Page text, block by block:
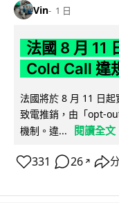
Vin 1 日
法國 8 月 11
Cold Call 違
法國將於 8 月 11 日
致電推銷，由「opt-
機制。違...
閱讀全文
331 26 ↗